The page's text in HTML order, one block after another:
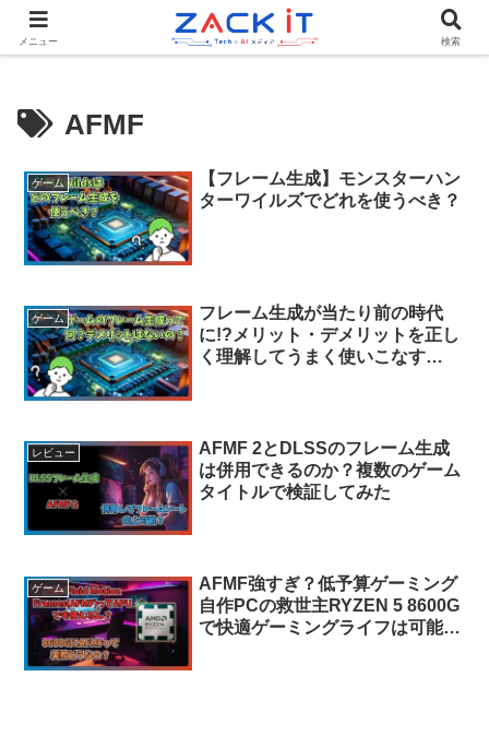
Tech×AIメディア『ZACK IT - 未来をもっと身近に』
AFMF
ゲーム
【フレーム生成】モンスターハン
ターワイルズでどれを使うべき？
ゲーム
フレーム生成が当たり前の時代
に!?メリット・デメリットを正し
く理解してうまく使いこなす
レビュー
AFMF 2とDLSSのフレーム生成
は併用できるのか？複数のゲーム
タイトルで検証してみた
ゲーム
AFMF強すぎ？低予算ゲーミング
自作PCの救世主RYZEN 5 8600G
で快適ゲーミングライフは可能か
メニュー 検索